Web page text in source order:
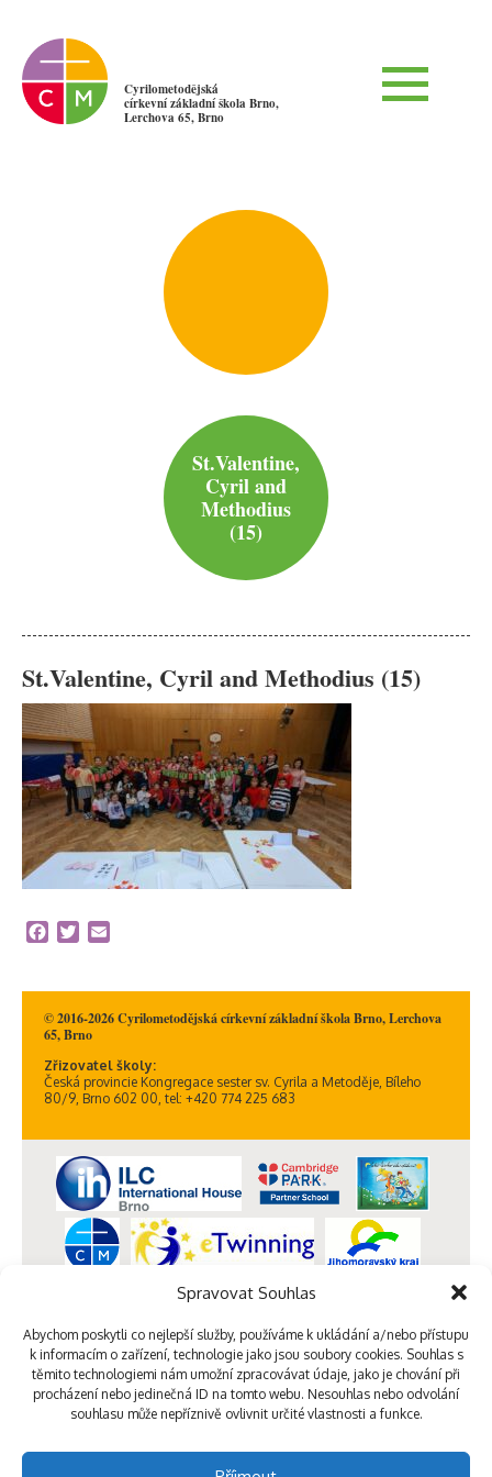
Spravovat Souhlas
Abychom poskytli co nejlepší služby, používáme k ukládání a/nebo přístupu
k informacím o zařízení, technologie jako jsou soubory cookies. Souhlas s
těmito technologiemi nám umožní zpracovávat údaje, jako je chování při
procházení nebo jedinečná ID na tomto webu. Nesouhlas nebo odvolání
souhlasu může nepříznivě ovlivnit určité vlastnosti a funkce.
Cyrilometodějská
církevní základní škola Brno,
Lerchova 65, Brno
St.Valentine,
Cyril and
Methodius
(15)
St.Valentine, Cyril and Methodius (15)
Facebook
Twitter
© 2016-2026 Cyrilometodějská církevní základní škola Brno, Lerchova
65, Brno
Zřizovatel školy:
Česká provincie Kongregace sester sv. Cyrila a Metoděje, Bíleho
80/9, Brno 602 00, tel: +420 774 225 683